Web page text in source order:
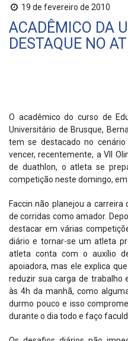
19 de fevereiro de 2010
ACADÊMICO DA
DESTAQUE NO
O acadêmico do curso de
Universitário de Brusque,
tem se destacado no cenário
vencer, recentemente, a VII
de duathlon, o atleta se
competição neste domingo,
Faccin não planejou a
de corridas como amador.
destacar em várias
diário e tornar-se um atleta
atleta conta com o auxílio
apoiadora, mas ele explica
reduzir sua carga de trabalho
às 4h da manhã, como
durmo pouco e isso
durante o dia todo e faço